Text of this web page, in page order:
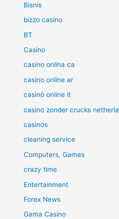
Bisnis
bizzo casino
BT
Casino
casino onlina ca
casino online ar
casinò online it
casino zonder crucks
casinos
cleaning service
Computers, Games
crazy time
Entertainment
Forex News
Gama Casino